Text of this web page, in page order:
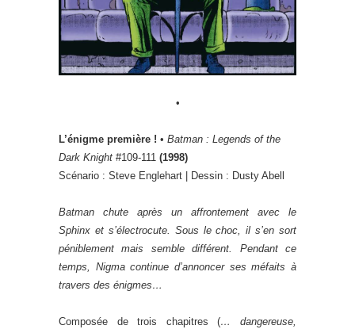
•
L’énigme première ! • Batman : Legends of the
Dark Knight #109-111 (1998)
Scénario : Steve Englehart | Dessin : Dusty Abell
Batman chute après un affrontement avec le
Sphinx et s’électrocute. Sous le choc, il s’en sort
péniblement mais semble différent. Pendant ce
temps, Nigma continue d’annoncer ses méfaits à
travers des énigmes…
Composée de trois chapitres (… dangereuse,